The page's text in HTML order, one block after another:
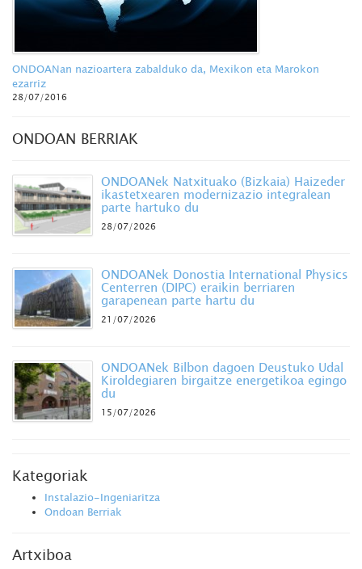
ONDOANan nazioartera zabalduko da, Mexikon eta Marokon
ezarriz
28/07/2016
ONDOAN BERRIAK
ONDOANek Natxituako (Bizkaia) Haizeder
ikastetxearen modernizazio integralean
parte hartuko du
28/07/2026
ONDOANek Donostia International Physics
Centerren (DIPC) eraikin berriaren
garapenean parte hartu du
21/07/2026
ONDOANek Bilbon dagoen Deustuko Udal
Kiroldegiaren birgaitze energetikoa egingo
du
15/07/2026
Kategoriak
Instalazio-Ingeniaritza
Ondoan Berriak
Artxiboa